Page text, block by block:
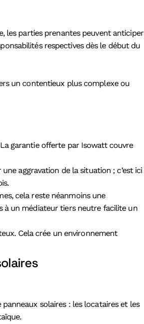
les parties prenantes peuvent anticiper
respectives dès le début du
un contentieux plus complexe ou
garantie offerte par Isowatt couvre
aggravation de la situation ; c’est ici
cela reste néanmoins une
à un médiateur tiers neutre facilite un
Cela crée un environnement
solaires : les locataires et les